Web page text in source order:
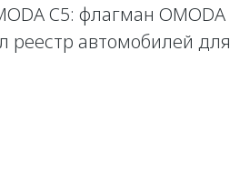
C5: флагман OMODA
реестр автомобилей для